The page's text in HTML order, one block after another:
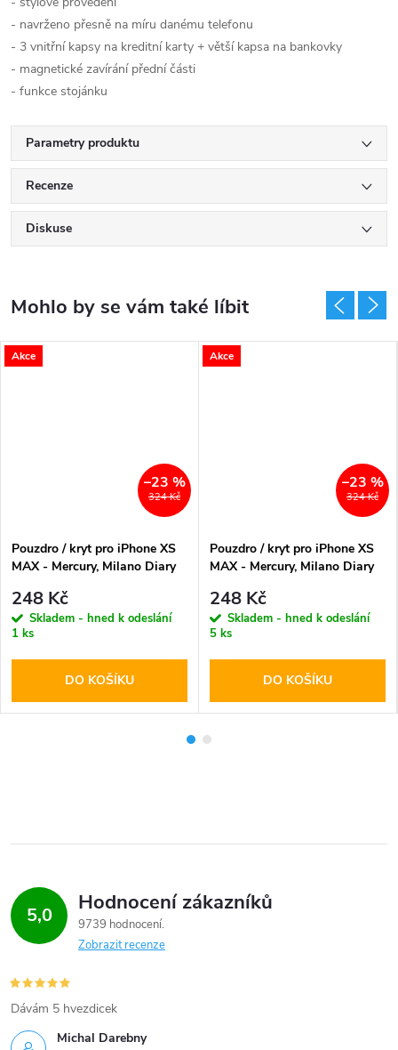
- navrženo přesně na míru danému telefonu
- 3 vnitřní kapsy na kreditní karty + větší kapsa na bankovky
- magnetické zavírání přední části
- funkce stojánku
Parametry produktu
Recenze
Diskuse
Akce
324 Kč
–23 %
Pouzdro / kryt pro iPhone XS
MAX - Mercury, Milano Diary
248 Kč
Skladem - hned k odeslání
1 ks
DO KOŠÍKU
Akce
324 Kč
–23 %
Pouzdro / kryt pro iPhone XS
MAX - Mercury, Milano Diary
248 Kč
Skladem - hned k odeslání
5 ks
DO KOŠÍKU
5,0 Hodnocení zákazníků
9739 hodnocení
Zobrazit recenze
Michal Darebny
Dávám 5 hvezdicek